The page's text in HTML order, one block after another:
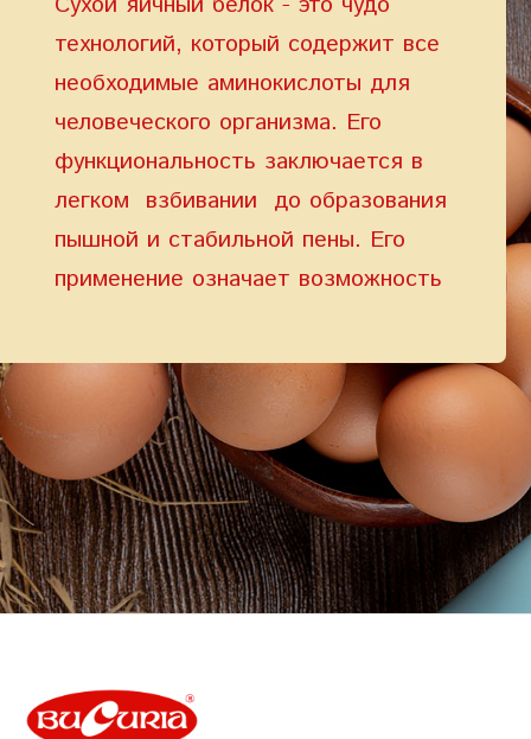
технологий, который содержит все
необходимые аминокислоты для
человеческого организма. Его
функциональность заключается в
легком взбивании до образования
пышной и стабильной пены. Его
применение означает возможность
весенний ветер кондитерских
изделий, таких как зефир «Bucuria»
и сбивные конфеты ”Pasărea
maiastra” (в ассортименте).